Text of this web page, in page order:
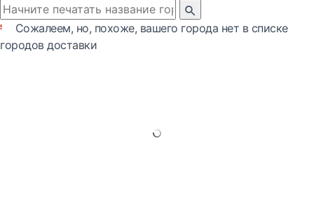
Сожалеем, но, похоже, вашего города нет в списке
городов доставки